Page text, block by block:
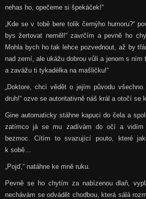
nehas ho, opečeme si špekáček!“
„Kde se v tobě bere tolik černýho humoru?“
bys žertovat neměl!“ zavrčím a pevně ho
Mohla bych ho tak lehce pozvednout, až by
nad zemí, ale ukážu dobrou vůli a jenom s ním
a zavážu ti tykadélka na mašličku!“
„Doktore, chci vědět o jejím původu
druh!“ ozve se autoritativně náš král a otočí se
Gine automaticky stáhne kapuci do čela a
zatímco já se mu zadívám do očí a vidím
bezmoc. Cítím to svazující pouto, které
k sobě…
„Pojď,“ natáhne ke mně ruku.
Pevně se ho chytím za nabízenou dlaň,
nechávám se odvádět chodbou, která sálá